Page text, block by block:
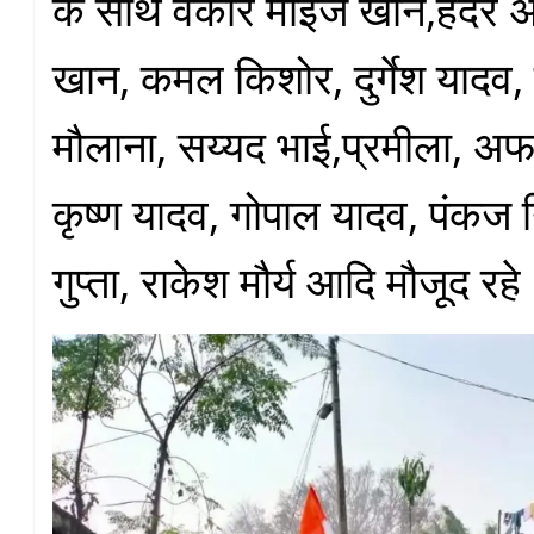
खान, कमल किशोर, दुर्गेश
मौलाना, सय्यद भाई,प्रमीला,
कृष्ण यादव, गोपाल यादव, पंकज
गुप्ता, राकेश मौर्य आदि मौजूद